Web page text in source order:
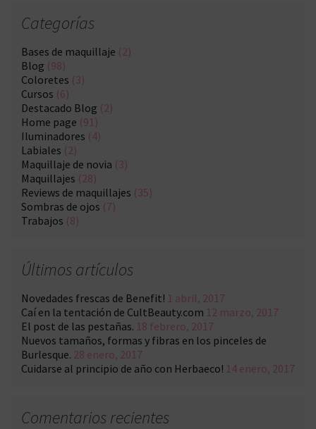
Categorías
Bases de maquillaje (2)
Blog (98)
Coloretes (3)
Cursos (6)
Destacado Blog (2)
Home page (91)
Iluminadores (4)
Labiales (2)
Maquillaje de novia (3)
Maquillajes (28)
Reviews de maquillajes (35)
Sombras de ojos (7)
Trabajos (8)
Últimos artículos
Novedades frescas de Benefit! 1 abril, 2017
Caí en la tentación de CultBeauty.com 12 marzo, 2017
El post de las pestañas. 18 febrero, 2017
Nuevos tamaños, formas y fibras en los pinceles de
Burlesque. 28 enero, 2017
Cuidarse al principio de año con Herbaeco! 14 enero, 2017
Comentarios recientes